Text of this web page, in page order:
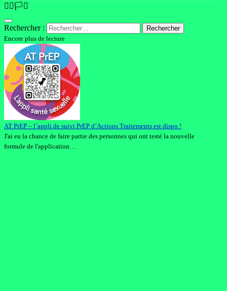
🏳️‍🌈🏳️‍⚧️
Rechercher :
Encore plus de lecture
AT PrEP – l’appli de suivi PrEP d’Actions Traitements est dispo !
J'ai eu la chance de faire partie des personnes qui ont testé la nouvelle
formule de l'application…